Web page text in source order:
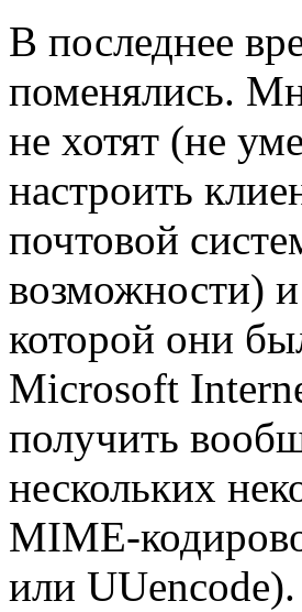
В последнее
поменялись.
не хотят (не
настроить
почтовой
возможности)
которой они
Microsoft
получить
нескольких
MIME-
или UUencode).